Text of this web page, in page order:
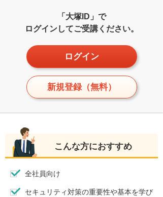
「大塚ID」で
ログインしてご受講ください。
ログイン
新規登録（無料）
こんな方におすすめ
全社員向け
セキュリティ対策の重要性や基本を学び